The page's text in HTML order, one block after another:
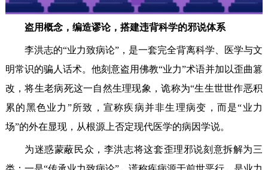
盗用概念，编造谬论，搭建违背科学的邪说体系
李洪志的“业力致病论”，是一套完全背离科学、医学与文
明常识的骗人话术。他刻意盗用佛教“业力”术语并加以歪曲篡
改，将生老病死这一自然生理现象，诡称为“生生世世作恶积
累的黑色业力”所致，宣称疾病并非生理病变，而是“业力
场”的外在显现，从根源上否定现代医学的病因学说。
为迷惑蒙蔽民众，李洪志将这套歪理邪说刻意拆解为三